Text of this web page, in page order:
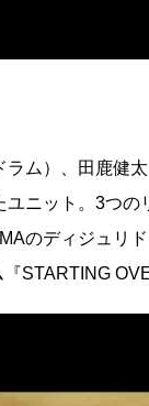
ム）、田鹿健
ニット。3つの
のディジュリ
STARTING